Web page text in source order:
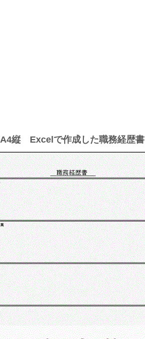
A4縦 Excelで作成した職務経歴書